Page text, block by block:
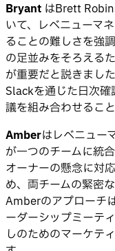
Bryant はBrett
いて、レベニューマ
ることの難しさを強
の足並みをそろえる
が重要だと説きまし
Slackを通じた日次
議を組み合わせるこ
Amberはレベニュー
が一つのチームに統
オーナーの懸念に対
め、両チームの緊密
Amberのアプローチ
ーダーシップミーテ
しのためのマーケテ